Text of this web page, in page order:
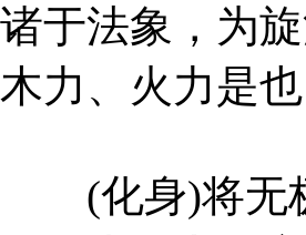
诸于法象，为
木力、火力是
(化身)将无极